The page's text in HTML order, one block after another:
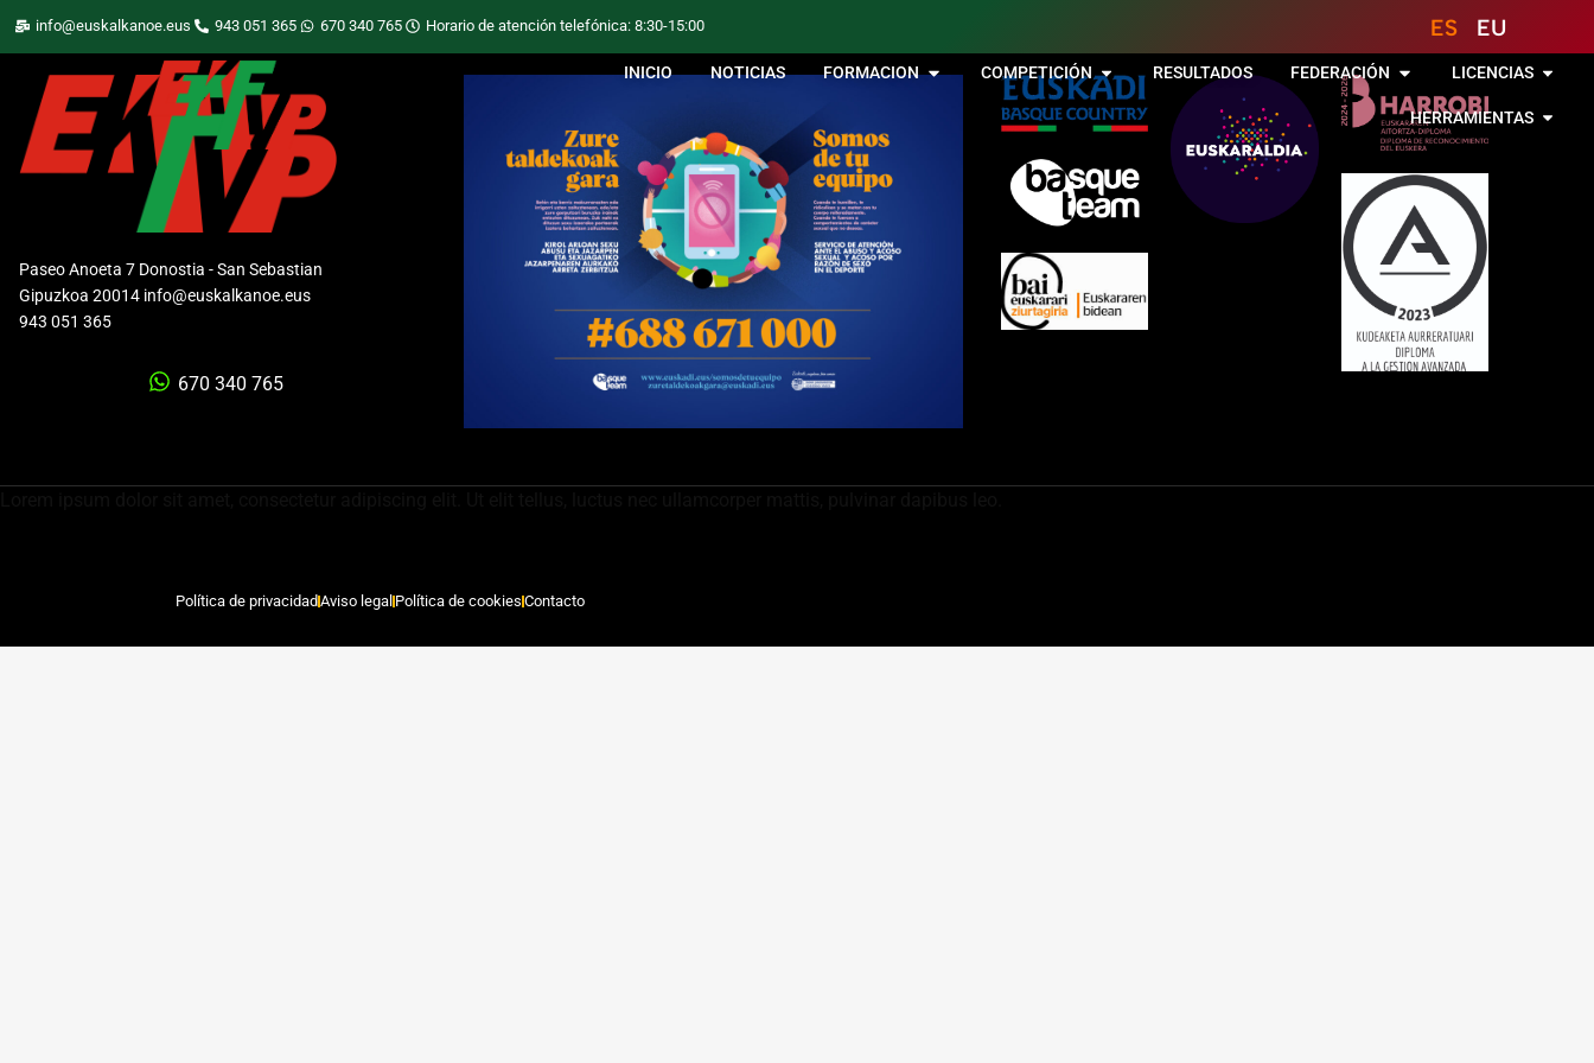
info@euskalkanoe.eus 943 051 365 670 340 765 Horario de atención telefónica: 8:30-15:00 ES EU
INICIO NOTICIAS FORMACION COMPETICIÓN RESULTADOS FEDERACIÓN LICENCIAS
HERRAMIENTAS
Paseo Anoeta 7 Donostia - San Sebastian
Gipuzkoa 20014 info@euskalkanoe.eus
943 051 365
670 340 765
Política de privacidadAviso legalPolítica de cookiesContacto